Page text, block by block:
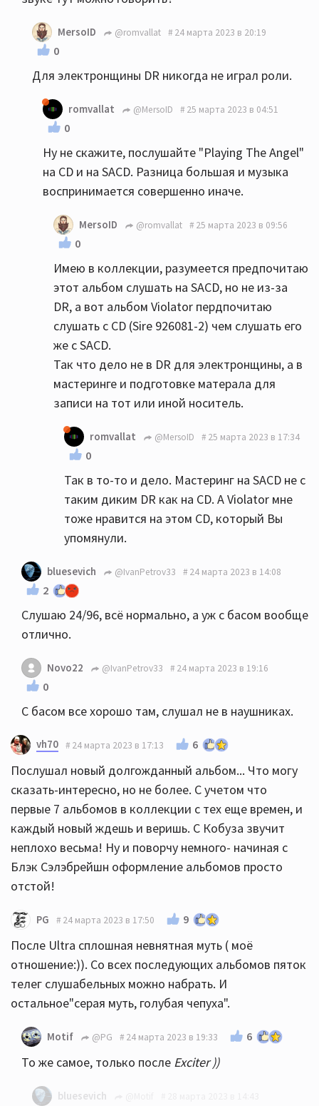
MersoID @romvallat 24 марта 2023 в 20:19
0
Для электронщины DR никогда не играл роли.
romvallat @MersoID 25 марта 2023 в 04:51
0
Ну не скажите, послушайте "Playing The Angel"
на CD и на SACD. Разница большая и музыка
воспринимается совершенно иначе.
MersoID @romvallat 25 марта 2023 в 09:56
0
Имею в коллекции, разумеется предпочитаю
этот альбом слушать на SACD, но не из-за
DR, а вот альбом Violator пердпочитаю
слушать с CD (Sire 926081-2) чем слушать его
же с SACD.
Так что дело не в DR для электронщины, а в
мастеринге и подготовке матерала для
записи на тот или иной носитель.
romvallat @MersoID 25 марта 2023 в 17:34
0
Так в то-то и дело. Мастеринг на SACD не с
таким диким DR как на CD. А Violator мне
тоже нравится на этом CD, который Вы
упомянули.
bluesevich @IvanPetrov33 24 марта 2023 в 14:08
2
Слушаю 24/96, всё нормально, а уж с басом вообще
отлично.
Novo22 @IvanPetrov33 24 марта 2023 в 19:16
0
С басом все хорошо там, слушал не в наушниках.
vh70 24 марта 2023 в 17:13 6
Послушал новый долгожданный альбом... Что могу
сказать-интересно, но не более. С учетом что
первые 7 альбомов в коллекции с тех еще времен, и
каждый новый ждешь и веришь. С Кобуза звучит
неплохо весьма! Ну и поворчу немного- начиная с
Блэк Сэлэбрейшн оформление альбомов просто
отстой!
PG 24 марта 2023 в 17:50 9
После Ultra сплошная невнятная муть ( моё
отношение:)). Со всех последующих альбомов пяток
телег слушабельных можно набрать. И
остальное"серая муть, голубая чепуха".
Motif @PG 24 марта 2023 в 19:33 6
То же самое, только после Exciter ))
bluesevich